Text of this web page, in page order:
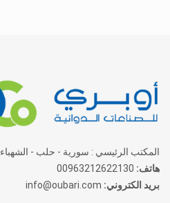
المكتب الرئيسي : سورية - حلب - الشهباء
هاتف:
بريد الكتروني: